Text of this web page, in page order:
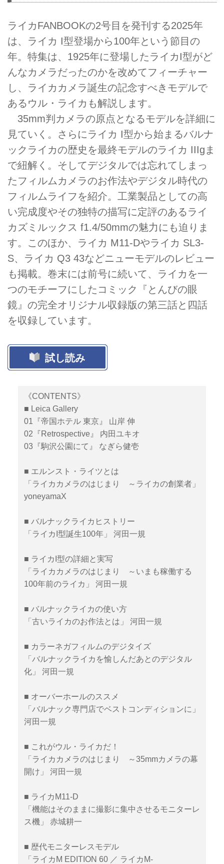
ライカFANBOOKの2号目を発刊する2025年
は、ライカ I型登場から100年という節目の
年。特集は、1925年に登場したライカI型がど
んなカメラだったのかを改めてフィーチャー
し、ライカカメラ誕生の記念すべきモデルで
あるウル・ライカも解説します。
35mm判カメラの原点となるモデルを詳細に
見ていく。さらにライカ I型から始まるバルナ
ックライカの歴史を最終モデルのライカ IIIgま
で紐解く。そしてデジタルでは忘れてしまっ
たフィルムカメラのお作法やデジタル時代の
フィルムライフを紹介。工業製品としての高
い完成度やその独特の描写に定評のあるライ
カズミルックス f1.4/50mmの魅力にも迫りま
す。このほか、ライカ M11-Dやライカ SL3-
S、ライカ Q3 43などニューモデルのレビュー
も掲載。巻末には前号に続いて、ライカを一
つのモチーフにしたコミック『とんびの眼
鏡』の完全オリジナル収録版の第三話と四話
を収録しています。
試し読み
《CONTENTS》
■ Leica Gallery
01『帝国ホテル 東京』 山岸 伸
02『Retrospective』 内田ユキオ
03『駒沢公園にて』 なぎら健壱
■ エルンスト・ライツとは
「ライカカメラのはじまり ～ライカの創業者」
yoneyamaX
■ バルナックライカヒストリー
「ライカI型誕生100年」 河田一規
■ ライカI型の詳細と実写
「ライカカメラのはじまり ～いまも稼働する
100年前のライカ」 河田一規
■ バルナックライカの使い方
「古いライカのお作法とは」 河田一規
■ カラーネガフィルムのデジタイズ
「バルナックライカを愉しんだあとのデジタル
化」 河田一規
■ オーバーホールのススメ
「バルナック専門店でベストコンディションに」
河田一規
■ これがウル・ライカだ！
「ライカカメラのはじまり ～35mmカメラの幕
開け」 河田一規
■ ライカM11-D
「機能はそのままに撮影に集中させるモニターレ
ス機」 赤城耕一
■ 歴代モニターレスモデル
「ライカM EDITION 60 ／ ライカM-